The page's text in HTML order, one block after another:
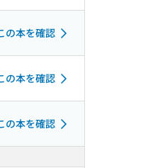
の本を確認
の本を確認
の本を確認